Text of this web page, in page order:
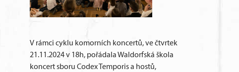
V rámci cyklu komorních koncertů, ve čtvrtek
21.11.2024 v 18h, pořádala Waldorfská škola
koncert sboru Codex Temporis a hostů,